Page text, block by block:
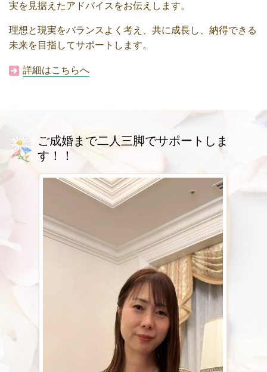
実を見据えたアドバイスをお伝えします。
理想と現実をバランスよく考え、共に成長し、納得できる
未来を目指してサポートします。
詳細はこちらへ
ご成婚まで二人三脚でサポートしま
す！！